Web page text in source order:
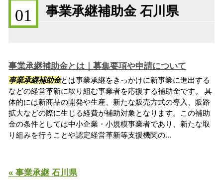
01 事業承継補助金 石川県
事業承継補助金とは｜募集要項や申請について
事業承継補助金とは事業承継をきっかけに新事業に進出する
などの経営革新に取り組む事業者を応援する補助金です。 具
体的には新商品の開発や生産、新たな販売方式の導入、販路
拡大などの際に生じる経費が補助対象となります。この補助
金の条件としては中小企業・小規模事業者であり、新たな取
り組みを行うことや認定経営革新等支援機関の...
« 事業承継 石川県